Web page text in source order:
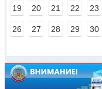
19 20 21 22 23
26 27 28 29 30